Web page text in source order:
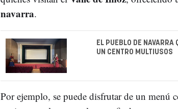
navarra.
EL PUEBLO DE NAVARRA
UN CENTRO MULTIUSOS
Por ejemplo, se puede disfrutar de un menú